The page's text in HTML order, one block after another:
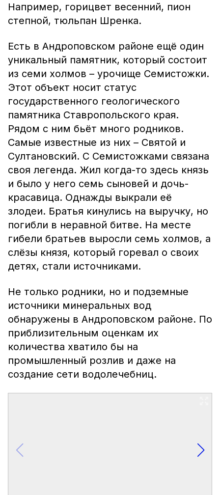
Например, горицвет весенний, пион
степной, тюльпан Шренка.
Есть в Андроповском районе ещё один
уникальный памятник, который состоит
из семи холмов – урочище Семистожки.
Этот объект носит статус
государственного геологического
памятника Ставропольского края.
Рядом с ним бьёт много родников.
Самые известные из них – Святой и
Султановский. С Семистожками связана
своя легенда. Жил когда-то здесь князь
и было у него семь сыновей и дочь-
красавица. Однажды выкрали её
злодеи. Братья кинулись на выручку, но
погибли в неравной битве. На месте
гибели братьев выросли семь холмов, а
слёзы князя, который горевал о своих
детях, стали источниками.
Не только родники, но и подземные
источники минеральных вод
обнаружены в Андроповском районе. По
приблизительным оценкам их
количества хватило бы на
промышленный розлив и даже на
создание сети водолечебниц.